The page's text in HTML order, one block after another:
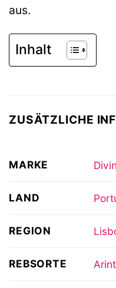
aus.
Inhalt
ZUSÄTZLICHE
MARKE
LAND
REGION
REBSORTE